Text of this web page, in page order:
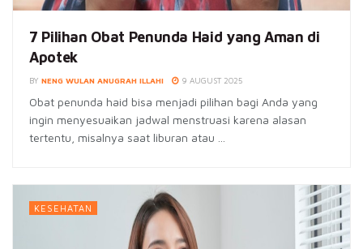
7 Pilihan Obat Penunda Haid yang Aman di
Apotek
BY NENG WULAN ANUGRAH ILLAHI 9 AUGUST 2025
Obat penunda haid bisa menjadi pilihan bagi Anda yang
ingin menyesuaikan jadwal menstruasi karena alasan
tertentu, misalnya saat liburan atau ...
KESEHATAN